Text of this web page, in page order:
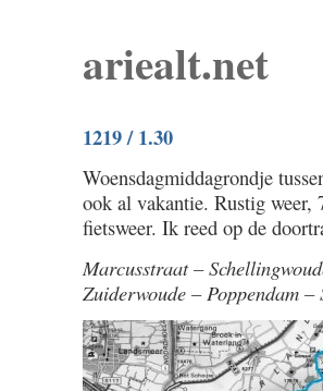
ariealt.net
1219 / 1.30
Woensdagmiddagrondje
ook al vakantie. Rustig
fietsweer. Ik reed op de
Marcusstraat –
Zuiderwoude – Poppendam